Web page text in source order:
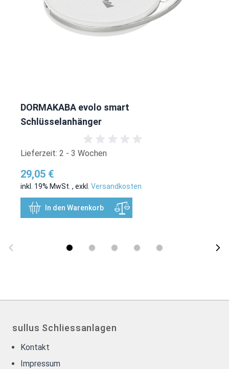
DORMAKABA evolo smart
Schlüsselanhänger
Lieferzeit: 2 - 3 Wochen
29,05 €
inkl. 19% MwSt. , exkl. Versandkosten
In den Warenkorb
sullus Schliessanlagen
Kontakt
Impressum